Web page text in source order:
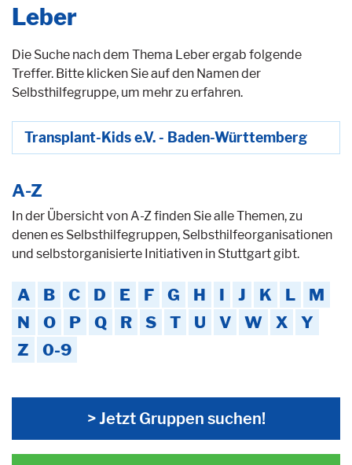
Leber
Die Suche nach dem Thema Leber ergab folgende
Treffer. Bitte klicken Sie auf den Namen der
Selbsthilfegruppe, um mehr zu erfahren.
Transplant-Kids e.V. - Baden-Württemberg
A-Z
In der Übersicht von A-Z finden Sie alle Themen, zu
denen es Selbsthilfegruppen, Selbsthilfeorganisationen
und selbstorganisierte Initiativen in Stuttgart gibt.
A B C D E F G H I J K L
M
N
O P Q R S T U V W X
Y
Z
0-9
> Jetzt Gruppen suchen!